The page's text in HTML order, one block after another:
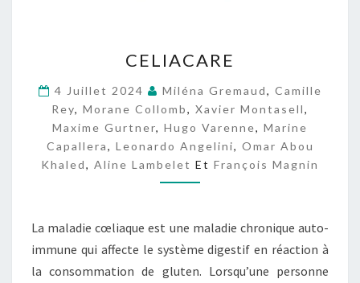
E
I
A
C
A
R
E
CELIACARE
4 Juillet 2024 Miléna Gremaud, Camille
Rey, Morane Collomb, Xavier Montasell,
Maxime Gurtner, Hugo Varenne, Marine
Capallera, Leonardo Angelini, Omar Abou
Khaled, Aline Lambelet Et François Magnin
La maladie cœliaque est une maladie chronique auto-
immune qui affecte le système digestif en réaction à
la consommation de gluten. Lorsqu’une personne